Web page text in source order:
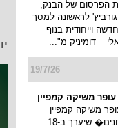
הפרסום של הבנק,
לראשונה למסך
וייחודית בנוף
− דומיניק מ"...
19/7/26
עופר משיקה קמפיין
משיקה קמפיין
�חגיגת מועדונים� שיערך ב-18